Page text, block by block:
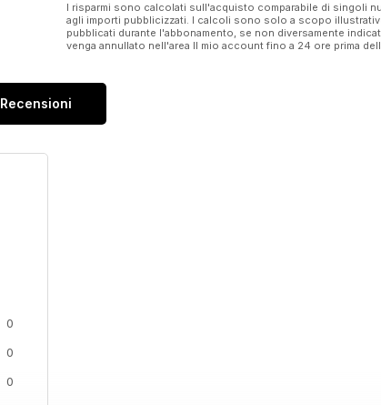
I risparmi sono calcolati sull'acquisto comparabile di singoli
agli importi pubblicizzati. I calcoli sono solo a scopo
pubblicati durante l'abbonamento, se non diversamente
venga annullato nell'area Il mio account fino a 24 ore prima
Recensioni
0
0
0